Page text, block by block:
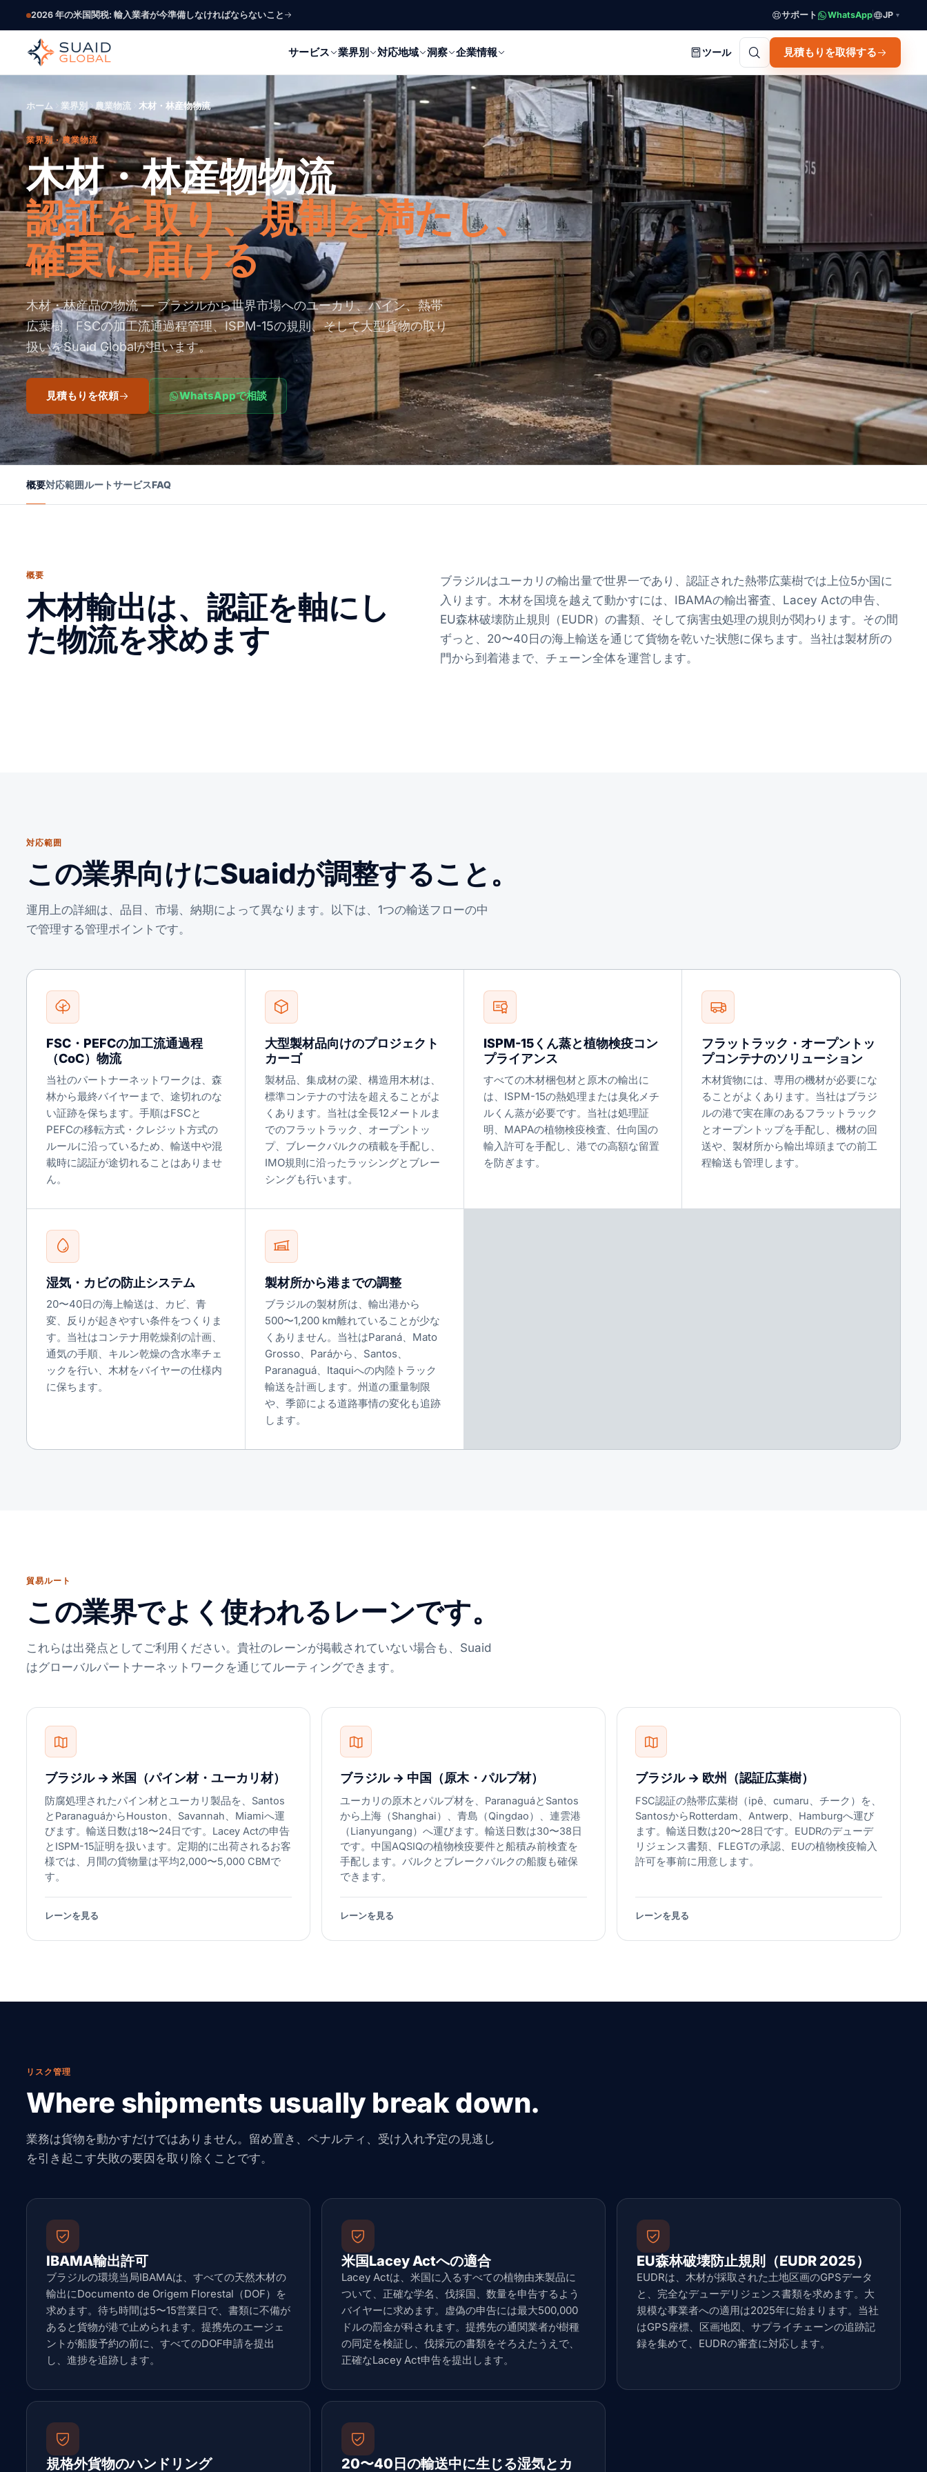
2026 年の米国関税: 輸入業者が今準備しなければならないこと サポート WhatsApp JP ▼
サービス 業界別 対応地域 洞察 企業情報 ツール 見積もりを取得する
ホーム 業界別 農業物流 木材・林産物物流
業界別 · 農業物流
木材・林産物物流
認証を取り、規制を満たし、
確実に届ける
木材・林産品の物流 — ブラジルから世界市場へのユーカリ、パイン、熱帯
広葉樹。FSCの加工流通過程管理、ISPM-15の規則、そして大型貨物の取り
扱いをSuaid Globalが担います。
見積もりを依頼 WhatsAppで相談
概要対応範囲ルートサービスFAQ
概要
木材輸出は、認証を軸にし
た物流を求めます
ブラジルはユーカリの輸出量で世界一であり、認証された熱帯広葉樹では上位5か国に
入ります。木材を国境を越えて動かすには、IBAMAの輸出審査、Lacey Actの申告、
EU森林破壊防止規則（EUDR）の書類、そして病害虫処理の規則が関わります。その間
ずっと、20〜40日の海上輸送を通じて貨物を乾いた状態に保ちます。当社は製材所の
門から到着港まで、チェーン全体を運営します。
対応範囲
この業界向けにSuaidが調整すること。
運用上の詳細は、品目、市場、納期によって異なります。以下は、1つの輸送フローの中
で管理する管理ポイントです。
FSC・PEFCの加工流通過程
（CoC）物流
当社のパートナーネットワークは、森
林から最終バイヤーまで、途切れのな
い証跡を保ちます。手順はFSCと
PEFCの移転方式・クレジット方式の
ルールに沿っているため、輸送中や混
載時に認証が途切れることはありませ
ん。
大型製材品向けのプロジェクト
カーゴ
製材品、集成材の梁、構造用木材は、
標準コンテナの寸法を超えることがよ
くあります。当社は全長12メートルま
でのフラットラック、オープントッ
プ、ブレークバルクの積載を手配し、
IMO規則に沿ったラッシングとブレー
シングも行います。
ISPM-15くん蒸と植物検疫コン
プライアンス
すべての木材梱包材と原木の輸出に
は、ISPM-15の熱処理または臭化メチ
ルくん蒸が必要です。当社は処理証
明、MAPAの植物検疫検査、仕向国の
輸入許可を手配し、港での高額な留置
を防ぎます。
フラットラック・オープントッ
プコンテナのソリューション
木材貨物には、専用の機材が必要にな
ることがよくあります。当社はブラジ
ルの港で実在庫のあるフラットラック
とオープントップを手配し、機材の回
送や、製材所から輸出埠頭までの前工
程輸送も管理します。
湿気・カビの防止システム
20〜40日の海上輸送は、カビ、青
変、反りが起きやすい条件をつくりま
す。当社はコンテナ用乾燥剤の計画、
通気の手順、キルン乾燥の含水率チェ
ックを行い、木材をバイヤーの仕様内
に保ちます。
製材所から港までの調整
ブラジルの製材所は、輸出港から
500〜1,200 km離れていることが少な
くありません。当社はParaná、Mato
Grosso、Paráから、Santos、
Paranaguá、Itaquiへの内陸トラック
輸送を計画します。州道の重量制限
や、季節による道路事情の変化も追跡
します。
貿易ルート
この業界でよく使われるレーンです。
これらは出発点としてご利用ください。貴社のレーンが掲載されていない場合も、Suaid
はグローバルパートナーネットワークを通じてルーティングできます。
ブラジル → 米国（パイン材・ユーカリ材）
防腐処理されたパイン材とユーカリ製品を、Santos
とParanaguáからHouston、Savannah、Miamiへ運
びます。輸送日数は18〜24日です。Lacey Actの申告
とISPM-15証明を扱います。定期的に出荷されるお客
様では、月間の貨物量は平均2,000〜5,000 CBMで
す。
レーンを見る
ブラジル → 中国（原木・パルプ材）
ユーカリの原木とパルプ材を、ParanaguáとSantos
から上海（Shanghai）、青島（Qingdao）、連雲港
（Lianyungang）へ運びます。輸送日数は30〜38日
です。中国AQSIQの植物検疫要件と船積み前検査を
手配します。バルクとブレークバルクの船腹も確保
できます。
レーンを見る
ブラジル → 欧州（認証広葉樹）
FSC認証の熱帯広葉樹（ipê、cumaru、チーク）を、
SantosからRotterdam、Antwerp、Hamburgへ運び
ます。輸送日数は20〜28日です。EUDRのデューデ
リジェンス書類、FLEGTの承認、EUの植物検疫輸入
許可を事前に用意します。
レーンを見る
リスク管理
Where shipments usually break down.
業務は貨物を動かすだけではありません。留め置き、ペナルティ、受け入れ予定の見逃し
を引き起こす失敗の要因を取り除くことです。
IBAMA輸出許可
ブラジルの環境当局IBAMAは、すべての天然木材の
輸出にDocumento de Origem Florestal（DOF）を
求めます。待ち時間は5〜15営業日で、書類に不備が
あると貨物が港で止められます。提携先のエージェ
ントが船腹予約の前に、すべてのDOF申請を提出
し、進捗を追跡します。
米国Lacey Actへの適合
Lacey Actは、米国に入るすべての植物由来製品に
ついて、正確な学名、伐採国、数量を申告するよう
バイヤーに求めます。虚偽の申告には最大500,000
ドルの罰金が科されます。提携先の通関業者が樹種
の同定を検証し、伐採元の書類をそろえたうえで、
正確なLacey Act申告を提出します。
EU森林破壊防止規則（EUDR 2025）
EUDRは、木材が採取された土地区画のGPSデータ
と、完全なデューデリジェンス書類を求めます。大
規模な事業者への適用は2025年に始まります。当社
はGPS座標、区画地図、サプライチェーンの追跡記
録を集めて、EUDRの審査に対応します。
規格外貨物のハンドリング 20〜40日の輸送中に生じる湿気とカ